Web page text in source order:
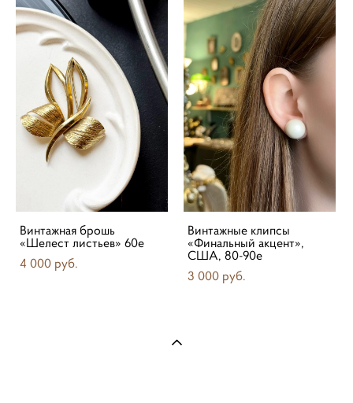
Винтажная брошь
«Шелест листьев» 60е
4 000 pуб.
Винтажные клипсы
«Финальный акцент»,
США, 80-90е
3 000 pуб.